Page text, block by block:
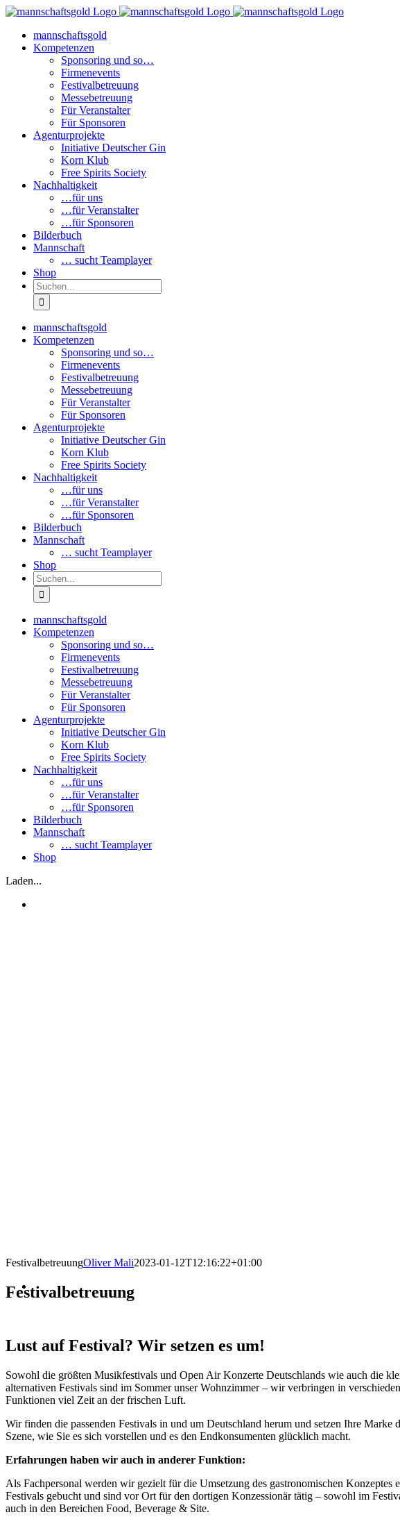
Zum
springenmannschaftsgold
Kompetenzen
Sponsoring und so…
Firmenevents
Festivalbetreuung
Messebetreuung
Für Veranstalter
Für Sponsoren
Agenturprojekte
Initiative Deutscher Gin
Korn Klub
Free Spirits Society
Nachhaltigkeit
…für uns
…für Veranstalter
…für Sponsoren
Bilderbuch
Mannschaft
… sucht Teamplayer
Shop
Suche
nach:
mannschaftsgold
Kompetenzen
Sponsoring und so…
Firmenevents
Festivalbetreuung
Messebetreuung
Für Veranstalter
Für Sponsoren
Agenturprojekte
Initiative Deutscher Gin
Korn Klub
Free Spirits Society
Nachhaltigkeit
…für uns
…für Veranstalter
…für Sponsoren
Bilderbuch
Mannschaft
… sucht Teamplayer
Shop
Suche
nach:
mannschaftsgold
Kompetenzen
Sponsoring und so…
Firmenevents
Festivalbetreuung
Messebetreuung
Für Veranstalter
Für Sponsoren
Agenturprojekte
Initiative Deutscher Gin
Korn Klub
Free Spirits Society
Nachhaltigkeit
…für uns
…für Veranstalter
…für Sponsoren
Bilderbuch
Mannschaft
… sucht Teamplayer
Shop
Laden...
FestivalbetreuungOliver Mali2023-01-12T12:16:22+01:00
Festivalbetreuung
Lust auf Festival? Wir setzen es um!
Sowohl die größten Musikfestivals und Open Air Konzerte Deutschlands wie auch die
alternativen Festivals sind im Sommer unser Wohnzimmer – wir verbringen in
Funktionen viel Zeit an der frischen Luft.
Wir finden die passenden Festivals in und um Deutschland herum und setzen Ihre Marke
Szene, wie Sie es sich vorstellen und es den Endkonsumenten glücklich macht.
Erfahrungen haben wir auch in anderer Funktion:
Als Fachpersonal werden wir gezielt für die Umsetzung des gastronomischen Konzeptes
Festivals gebucht und sind vor Ort für den dortigen Konzessionär tätig – sowohl im
auch in den Bereichen Food, Beverage & Site.